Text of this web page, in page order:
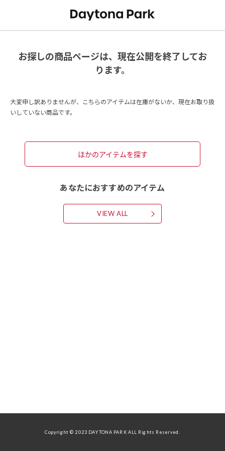
お探しの商品ページは、現在公開を終了してお
ります。
大変申し訳ありませんが、こちらのアイテムは在庫がないか、現在お取り扱
いしていない商品です。
ほかのアイテムを探す
あなたにおすすめのアイテム
VIEW ALL
Copyright © 2023 DAYTONA PARK ALL Rights Reserved.